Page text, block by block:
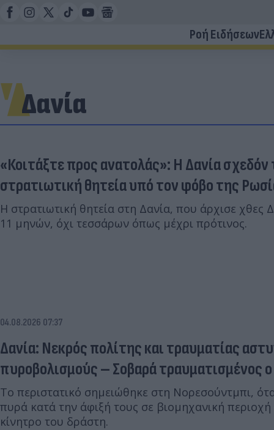
Ροή Ειδήσεων
Δανία
«Κοιτάξτε προς ανατολάς»: Η Δανία σχεδόν
στρατιωτική θητεία υπό τον φόβο της
Η στρατιωτική θητεία στη Δανία, που άρχισε χθες
11 μηνών, όχι τεσσάρων όπως μέχρι πρότινος.
04.08.2026 07:37
Δανία: Νεκρός πολίτης και τραυματίας
πυροβολισμούς – Σοβαρά τραυματισμένος
Το περιστατικό σημειώθηκε στη Νορεσούντμπι,
πυρά κατά την άφιξή τους σε βιομηχανική
κίνητρο του δράστη.